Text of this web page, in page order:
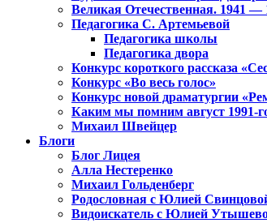
Великая Отечественная. 1941 —
Педагогика С. Артемьевой
Педагогика школы
Педагогика двора
Конкурс короткого рассказа
Конкурс «Во весь голос»
Конкурс новой драматургии
Каким мы помним август 1991-
Михаил Швейцер
Блоги
Блог Лицея
Алла Нестеренко
Михаил Гольденберг
Родословная с Юлией
Видоискатель с Юлией